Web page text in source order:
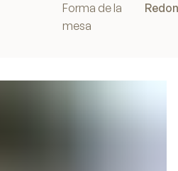
Forma de la
mesa